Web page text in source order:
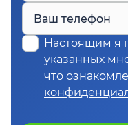
Ваш телефон
Настоящим я
указанных
что